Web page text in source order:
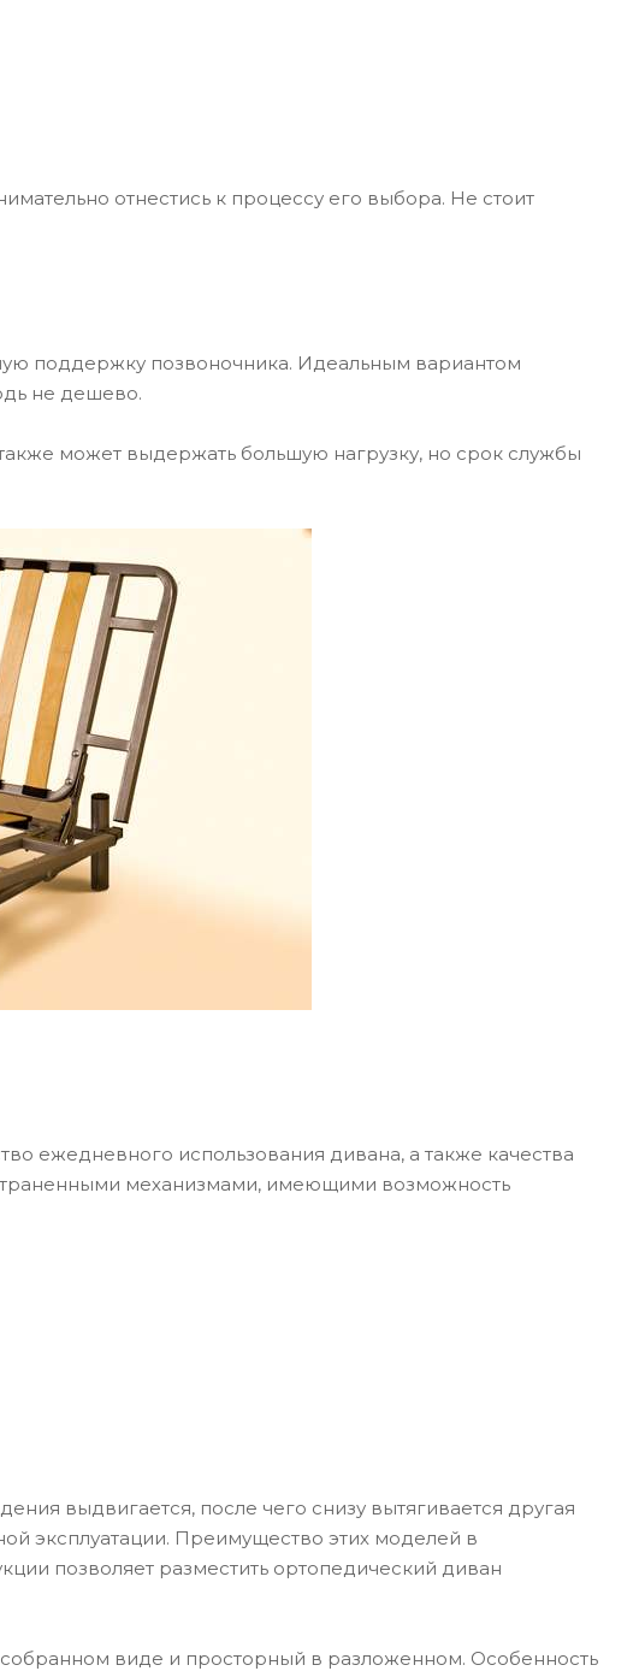
отнестись к процессу его выбора. Не стоит
поддержку позвоночника. Идеальным вариантом
не дешево.
может выдержать большую нагрузку, но срок службы
ежедневного использования дивана, а также качества
механизмами, имеющими возможность
выдвигается, после чего снизу вытягивается другая
эксплуатации. Преимущество этих моделей в
позволяет разместить ортопедический диван
виде и просторный в разложенном. Особенность